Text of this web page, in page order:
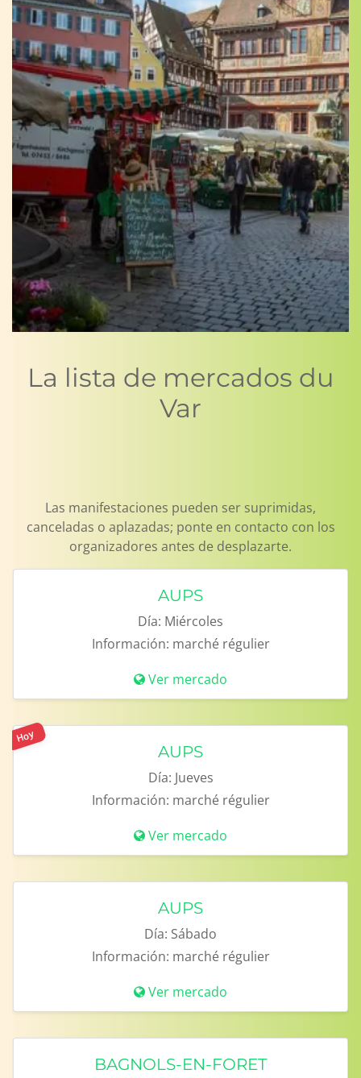
La lista de mercados du
Var
Las manifestaciones pueden ser suprimidas, canceladas o aplazadas; ponte en contacto con los organizadores antes de desplazarte.
AUPS
Día: Miércoles
Información: marché régulier
Ver mercado
Hoy
AUPS
Día: Jueves
Información: marché régulier
Ver mercado
AUPS
Día: Sábado
Información: marché régulier
Ver mercado
BAGNOLS-EN-FORET